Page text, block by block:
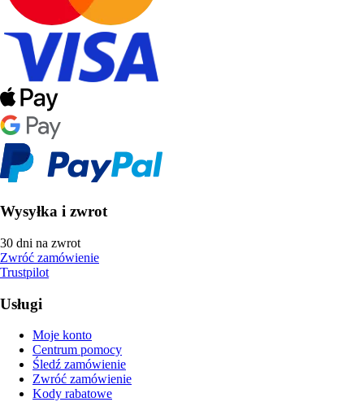
Wysyłka i zwrot
30 dni na zwrot
Zwróć zamówienie
Trustpilot
Usługi
Moje konto
Centrum pomocy
Śledź zamówienie
Zwróć zamówienie
Kody rabatowe